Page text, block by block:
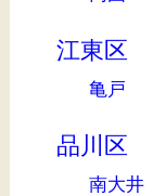
江東区
亀戸
品川区
南大井